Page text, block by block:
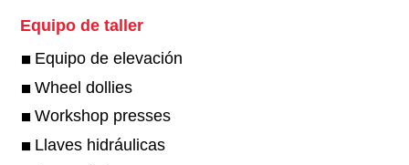
Equipo de taller
Equipo de elevación
Wheel dollies
Workshop presses
Llaves hidráulicas